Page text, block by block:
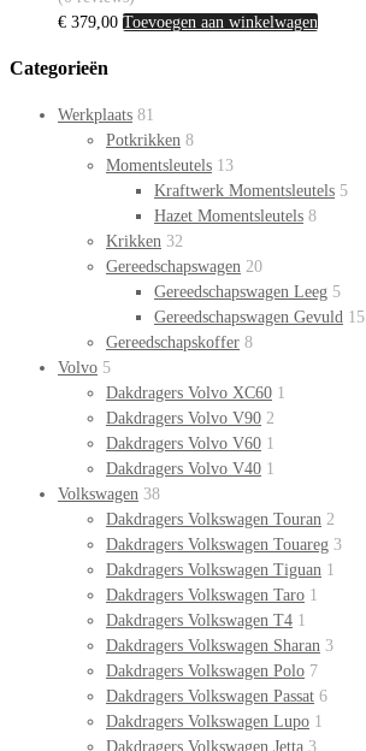
€ 379,00 Toevoegen aan winkelwagen
Categorieën
Werkplaats 81
Potkrikken 8
Momentsleutels 13
Kraftwerk Momentsleutels 5
Hazet Momentsleutels 8
Krikken 32
Gereedschapswagen 20
Gereedschapswagen Leeg 5
Gereedschapswagen Gevuld 15
Gereedschapskoffer 8
Volvo 5
Dakdragers Volvo XC60 1
Dakdragers Volvo V90 2
Dakdragers Volvo V60 1
Dakdragers Volvo V40 1
Volkswagen 38
Dakdragers Volkswagen Touran 2
Dakdragers Volkswagen Touareg 3
Dakdragers Volkswagen Tiguan 1
Dakdragers Volkswagen Taro 1
Dakdragers Volkswagen T4 1
Dakdragers Volkswagen Sharan 3
Dakdragers Volkswagen Polo 7
Dakdragers Volkswagen Passat 6
Dakdragers Volkswagen Lupo 1
Dakdragers Volkswagen Jetta 3